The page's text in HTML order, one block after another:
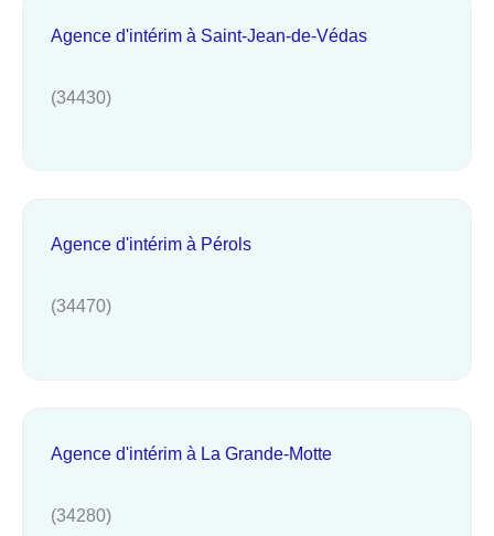
Agence d'intérim à Saint-Jean-de-Védas
(34430)
Agence d'intérim à Pérols
(34470)
Agence d'intérim à La Grande-Motte
(34280)